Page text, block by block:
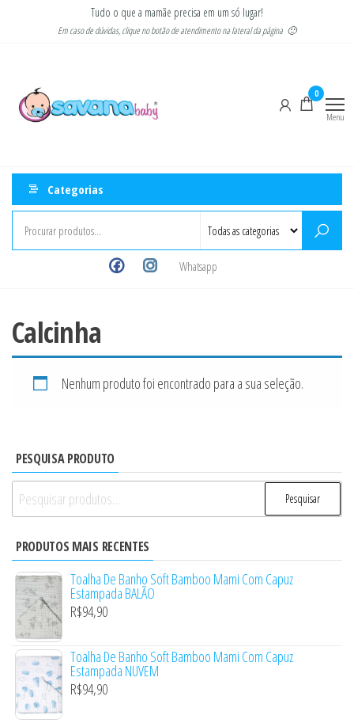
Tudo o que a mamãe precisa em um só lugar!
Em caso de dúvidas, clique no botão de atendimento na lateral da página 🙂
0
Menu
Categorias
Whatsapp
Calcinha
Nenhum produto foi encontrado para a sua seleção.
PESQUISA PRODUTO
Pesquisar
por:
Pesquisar
PRODUTOS MAIS RECENTES
Toalha De Banho Soft Bamboo Mami Com Capuz
Estampada BALÃO
R$94,90
Toalha De Banho Soft Bamboo Mami Com Capuz
Estampada NUVEM
R$94,90